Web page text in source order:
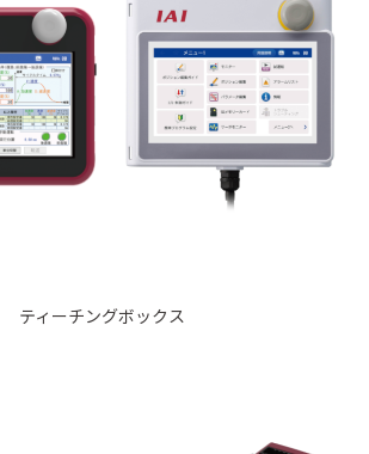
ティーチングボックス